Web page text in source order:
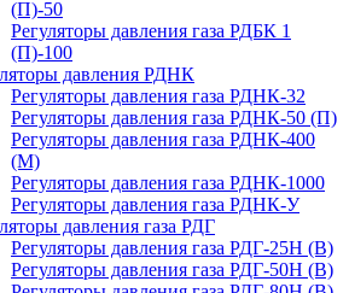
(П)-50
Регуляторы давления газа РДБК 1
(П)-100
давления РДНК
Регуляторы давления газа РДНК-32
Регуляторы давления газа РДНК-50 (П)
Регуляторы давления газа РДНК-400
(М)
Регуляторы давления газа РДНК-1000
Регуляторы давления газа РДНК-У
давления газа РДГ
Регуляторы давления газа РДГ-25Н (В)
Регуляторы давления газа РДГ-50Н (В)